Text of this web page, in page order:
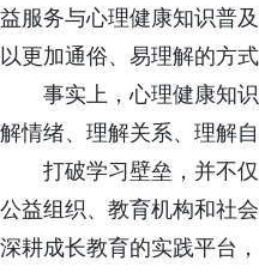
益服务与心理健康知识普
以更加通俗、易理解的方
事实上，心理健康知
解情绪、理解关系、理解
打破学习壁垒，并不
公益组织、教育机构和社
深耕成长教育的实践平台